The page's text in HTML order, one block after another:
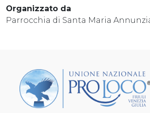
Organizzato da
Parrocchia di Santa Maria